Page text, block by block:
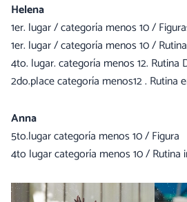
Helena
1er. lugar / categoría menos 10 /
1er. lugar / categoría menos 10 /
4to. lugar. categoría menos 12. Rutina
2do.place categoría menos12 . Rutina
Anna
5to.lugar categoría menos 10 / Figura
4to lugar categoría menos 10 / Rutina